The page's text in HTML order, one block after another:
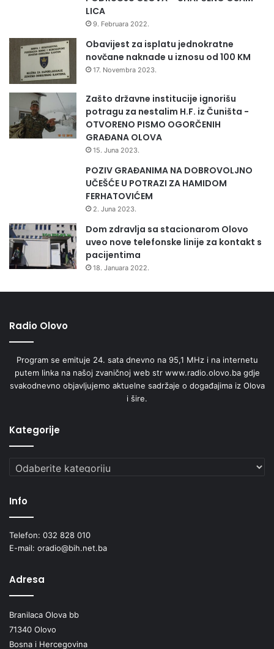
LICA
9. Februara 2022.
Obavijest za isplatu jednokratne
novčane naknade u iznosu od 100 KM
17. Novembra 2023.
Zašto državne institucije ignorišu
potragu za nestalim H.F. iz Čuništa -
OTVORENO PISMO OGORČENIH
GRAĐANA OLOVA
15. Juna 2023.
POZIV GRAĐANIMA NA DOBROVOLJNO
UČEŠĆE U POTRAZI ZA HAMIDOM
FERHATOVIĆEM
2. Juna 2023.
Dom zdravlja sa stacionarom Olovo
uveo nove telefonske linije za kontakt s
pacijentima
18. Januara 2022.
Radio Olovo
Program se emituje 24. sata dnevno na 95,1 MHz i na internetu
putem linka na našoj zvaničnoj web str www.radio.olovo.ba gdje
svakodnevno objavljujemo aktuelne sadržaje o događajima iz Olova
i šire.
Kategorije
Kategorije
Info
Telefon: 032 828 010
E-mail: oradio@bih.net.ba
Adresa
Branilaca Olova bb
71340 Olovo
Bosna i Hercegovina